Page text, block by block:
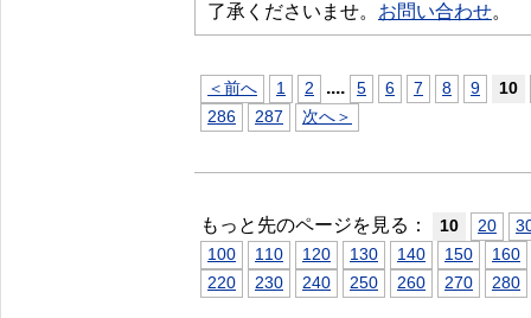
了承くださいませ。 お問い合わせ。
＜前へ 1 2 .... 5 6 7 8 9
10
286
287 次へ＞
もっと先のページを見る： 10 20
100
110 120 130 140 150
160
220
230 240 250 260 270 280